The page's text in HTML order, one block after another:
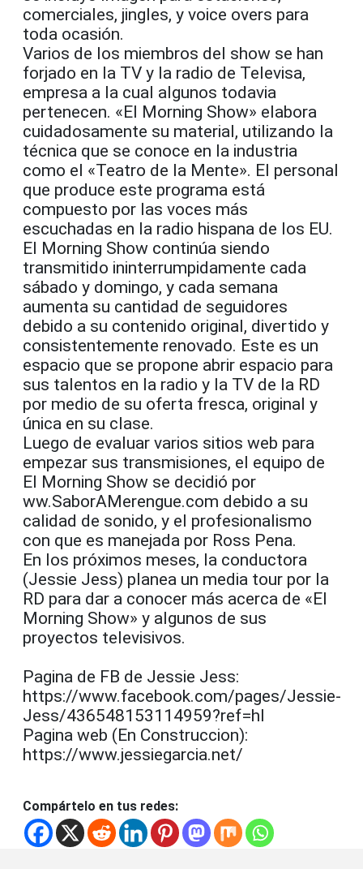
comerciales, jingles, y voice overs para
toda ocasión.
Varios de los miembros del show se han
forjado en la TV y la radio de Televisa,
empresa a la cual algunos todavia
pertenecen. «El Morning Show» elabora
cuidadosamente su material, utilizando la
técnica que se conoce en la industria
como el «Teatro de la Mente». El personal
que produce este programa está
compuesto por las voces más
escuchadas en la radio hispana de los EU.
El Morning Show continúa siendo
transmitido ininterrumpidamente cada
sábado y domingo, y cada semana
aumenta su cantidad de seguidores
debido a su contenido original, divertido y
consistentemente renovado. Este es un
espacio que se propone abrir espacio para
sus talentos en la radio y la TV de la RD
por medio de su oferta fresca, original y
única en su clase.
Luego de evaluar varios sitios web para
empezar sus transmisiones, el equipo de
El Morning Show se decidió por
ww.SaborAMerengue.com debido a su
calidad de sonido, y el profesionalismo
con que es manejada por Ross Pena.
En los próximos meses, la conductora
(Jessie Jess) planea un media tour por la
RD para dar a conocer más acerca de «El
Morning Show» y algunos de sus
proyectos televisivos.
Pagina de FB de Jessie Jess:
https://www.facebook.com/pages/Jessie-
Jess/436548153114959?ref=hl
Pagina web (En Construccion):
https://www.jessiegarcia.net/
Compártelo en tus redes: